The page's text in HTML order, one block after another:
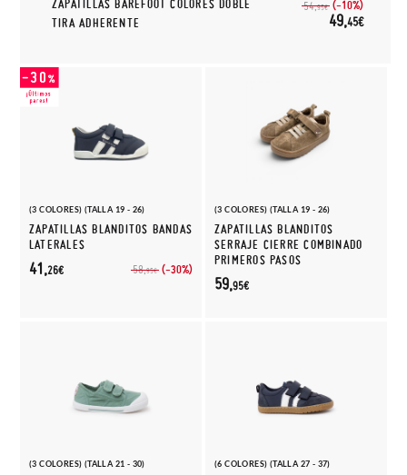
ZAPATILLAS BAREFOOT COLORES DOBLE
TIRA ADHERENTE
54,95€ (-10%)
49,45€
(3 COLORES) (TALLA 19 - 26)
ZAPATILLAS BLANDITOS BANDAS
LATERALES
58,95€ (-30%)
41,26€
(3 COLORES) (TALLA 19 - 26)
ZAPATILLAS BLANDITOS
SERRAJE CIERRE COMBINADO
PRIMEROS PASOS
59,95€
(3 COLORES) (TALLA 21 - 30) (6 COLORES) (TALLA 27 - 37)